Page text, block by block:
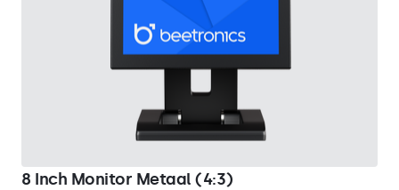
8 Inch Monitor Metaal (4:3)